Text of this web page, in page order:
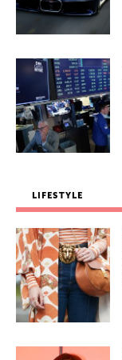
LIFESTYLE